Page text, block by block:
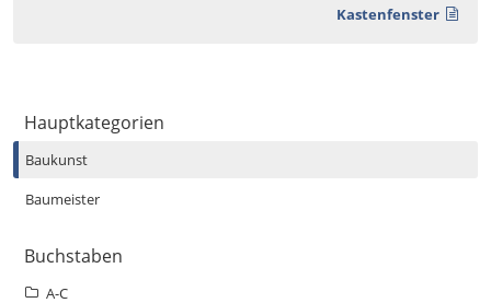
Kastenfenster
Hauptkategorien
Baukunst
Baumeister
Buchstaben
A-C